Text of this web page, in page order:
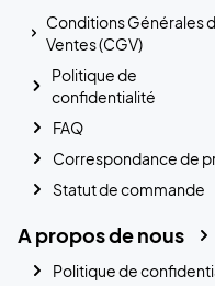
Conditions Générales
Ventes (CGV)
Politique de
confidentialité
FAQ
Correspondance de
Statut de commande
A propos de nous
Politique de